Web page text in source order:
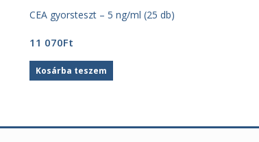
CEA gyorsteszt – 5 ng/ml (25 db)
11 070Ft
Kosárba teszem